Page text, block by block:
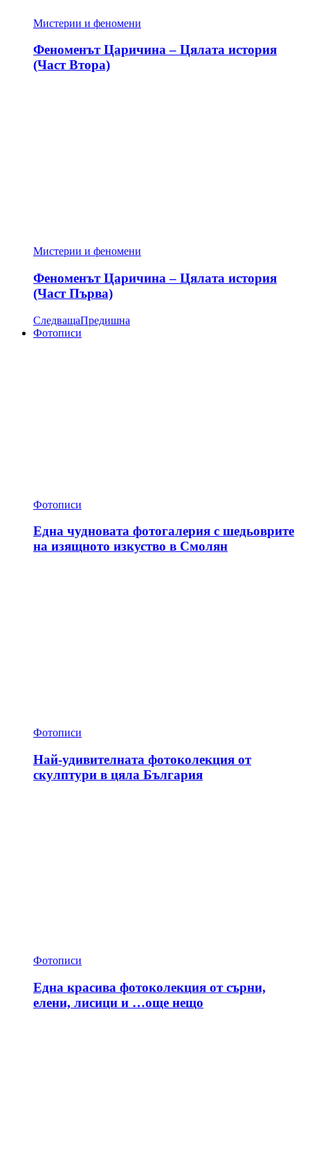
Мистерии и феномени
Феноменът Царичина – Цялата история
(Част Втора)
Мистерии и феномени
Феноменът Царичина – Цялата история
(Част Първа)
СледващаПредишна
Фотописи
Фотописи
Една чудновата фотогалерия с шедьоврите
на изящното изкуство в Смолян
Фотописи
Най-удивителната фотоколекция от
скулптури в цяла България
Фотописи
Една красива фотоколекция от сърни,
елени, лисици и …още нещо